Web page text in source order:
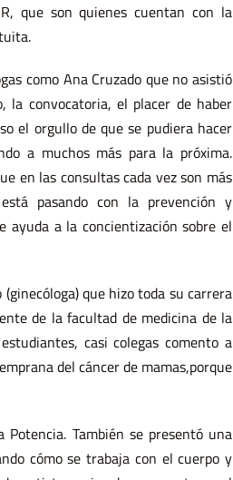
que son quienes cuentan con la
como Ana Cruzado que no asistió
la convocatoria, el placer de haber
el orgullo de que se pudiera hacer
a muchos más para la próxima.
en las consultas cada vez son más
pasando con la prevención y
ayuda a la concientización sobre el
que hizo toda su carrera
de la facultad de medicina de la
casi colegas comento a
del cáncer de mamas,porque
También se presentó una
cómo se trabaja con el cuerpo y